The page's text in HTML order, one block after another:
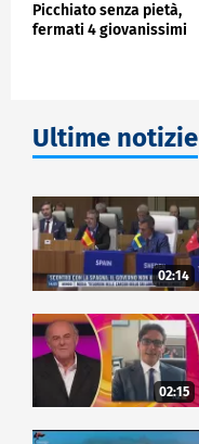
Picchiato senza pietà,
fermati 4 giovanissimi
Ultime notizie
02:14
02:15